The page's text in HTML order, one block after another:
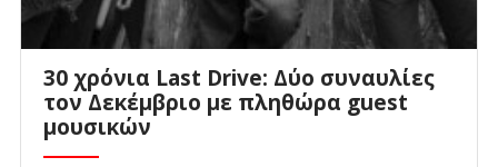
30 χρόνια Last Drive: Δύο συναυλίες
τον Δεκέμβριο με πληθώρα guest
μουσικών